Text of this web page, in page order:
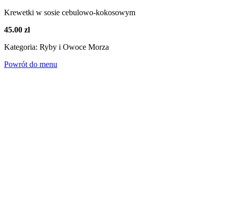
Krewetki w sosie cebulowo-kokosowym
45.00 zl
Kategoria: Ryby i Owoce Morza
Powrót do menu